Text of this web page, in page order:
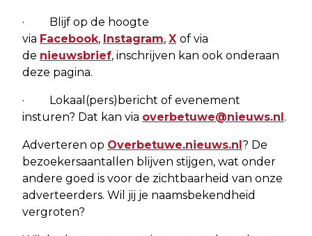
· Blijf op de hoogte
via Facebook, Instagram, X of via
de nieuwsbrief, inschrijven kan ook onderaan
deze pagina.
· Lokaal(pers)bericht of evenement
insturen? Dat kan via overbetuwe@nieuws.nl .
Adverteren op Overbetuwe.nieuws.nl ? De
bezoekersaantallen blijven stijgen, wat onder
andere goed is voor de zichtbaarheid van onze
adverteerders. Wil jij je naamsbekendheid
vergroten?